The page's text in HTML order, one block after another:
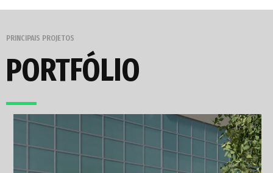
PRINCIPAIS PROJETOS
PORTFÓLIO